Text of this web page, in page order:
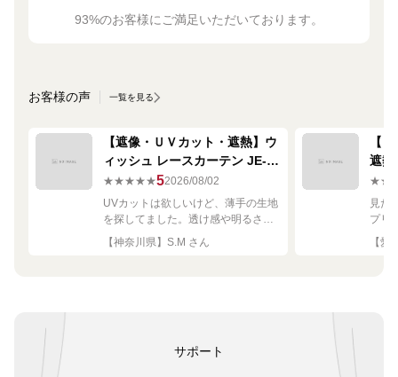
93%のお客様にご満足いただいております。
お客様の声 一覧を見る
【遮像・ＵＶカット・遮熱】ウ
ィッシュ レースカーテン JE-
67249R シルバー
★★★★★52026/08/02
UVカットは欲しいけど、薄手の生地
を探してました。透け感や明るさも
ちょうど良く思った通りで満足で
す。
【神奈川県】S.M さん
【
遮熱
ー
見た
プリ
れい
【愛
サポート